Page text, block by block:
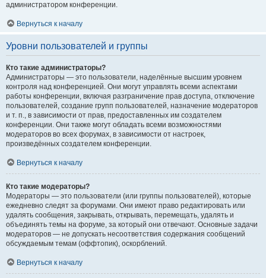
администратором конференции.
Вернуться к началу
Уровни пользователей и группы
Кто такие администраторы?
Администраторы — это пользователи, наделённые высшим уровнем
контроля над конференцией. Они могут управлять всеми аспектами
работы конференции, включая разграничение прав доступа, отключение
пользователей, создание групп пользователей, назначение модераторов
и т. п., в зависимости от прав, предоставленных им создателем
конференции. Они также могут обладать всеми возможностями
модераторов во всех форумах, в зависимости от настроек,
произведённых создателем конференции.
Вернуться к началу
Кто такие модераторы?
Модераторы — это пользователи (или группы пользователей), которые
ежедневно следят за форумами. Они имеют право редактировать или
удалять сообщения, закрывать, открывать, перемещать, удалять и
объединять темы на форуме, за который они отвечают. Основные задачи
модераторов — не допускать несоответствия содержания сообщений
обсуждаемым темам (оффтопик), оскорблений.
Вернуться к началу